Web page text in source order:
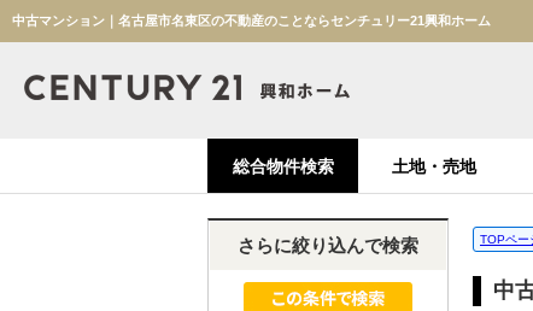
中古マンション｜名古屋市名東区の不動産のことならセンチュリー21興和ホーム
総合物件検索 土地・売地
TOPペー
中
さらに絞り込んで検索